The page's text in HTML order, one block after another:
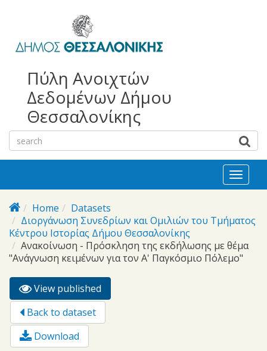
bayan
escort
escort
Πύλη Ανοιχτών
Δεδομένων Δήμου
Θεσσαλονίκης
Toggle
Home
Datasets
Διοργάνωση Συνεδρίων και Ομιλιών του Τμήματος
Κέντρου Ιστορίας Δήμου Θεσσαλονίκης
Ανακοίνωση - Πρόσκληση της εκδήλωσης με θέμα
"Ανάγνωση κειμένων για τον Α' Παγκόσμιο Πόλεμο"
Primary tabs
View published
tab)
Back to dataset
Download